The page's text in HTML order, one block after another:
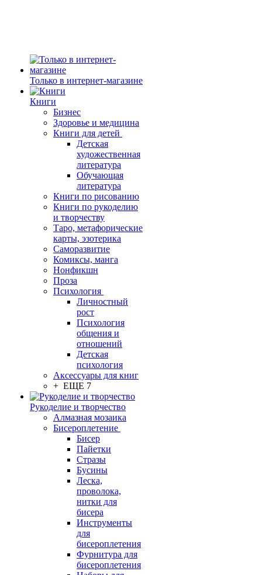
Только в интернет-магазине
Книги
Бизнес
Здоровье и медицина
Книги для детей
Детская
художественная
литература
Обучающая
литература
Книги по рисованию
Книги по рукоделию
и творчеству
Таро, метафорические
карты, эзотерика
Саморазвитие
Комиксы, манга
Нонфикшн
Проза
Психология
Личностный
рост
Психология
общения и
отношений
Детская
психология
Аксессуары для книг
+ ЕЩЕ 7
Рукоделие и творчество
Алмазная мозаика
Бисероплетение
Бисер
Пайетки
Стразы
Бусины
Леска,
проволока,
нитки для
бисера
Инструменты
для
бисероплетения
Фурнитура для
бисероплетения